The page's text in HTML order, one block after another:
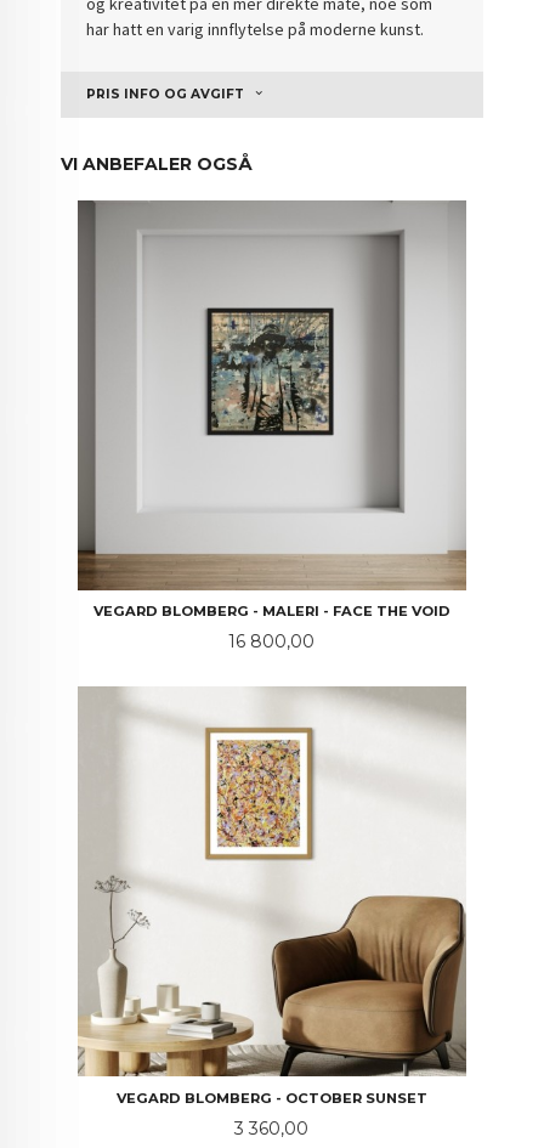
har hatt en varig innflytelse på moderne kunst.
PRIS INFO OG AVGIFT
VI ANBEFALER OGSÅ
VEGARD BLOMBERG - MALERI - FACE THE VOID
Pris
16 800,00
VEGARD BLOMBERG - OCTOBER SUNSET
Pris
3 360,00